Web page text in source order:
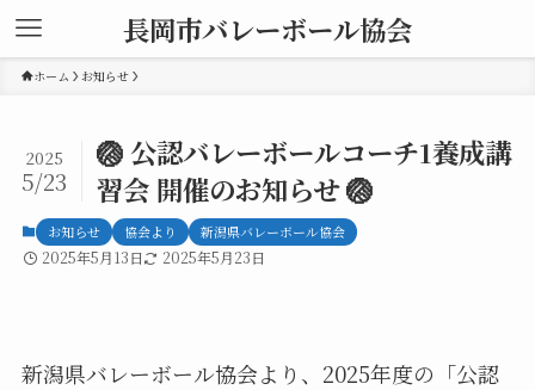
長岡市バレーボール協会
ホーム お知らせ
🏐 公認バレーボールコーチ1養成講
習会 開催のお知らせ 🏐
2025
5/23
お知らせ 協会より 新潟県バレーボール協会
2025年5月13日 2025年5月23日
新潟県バレーボール協会より、2025年度の「公認